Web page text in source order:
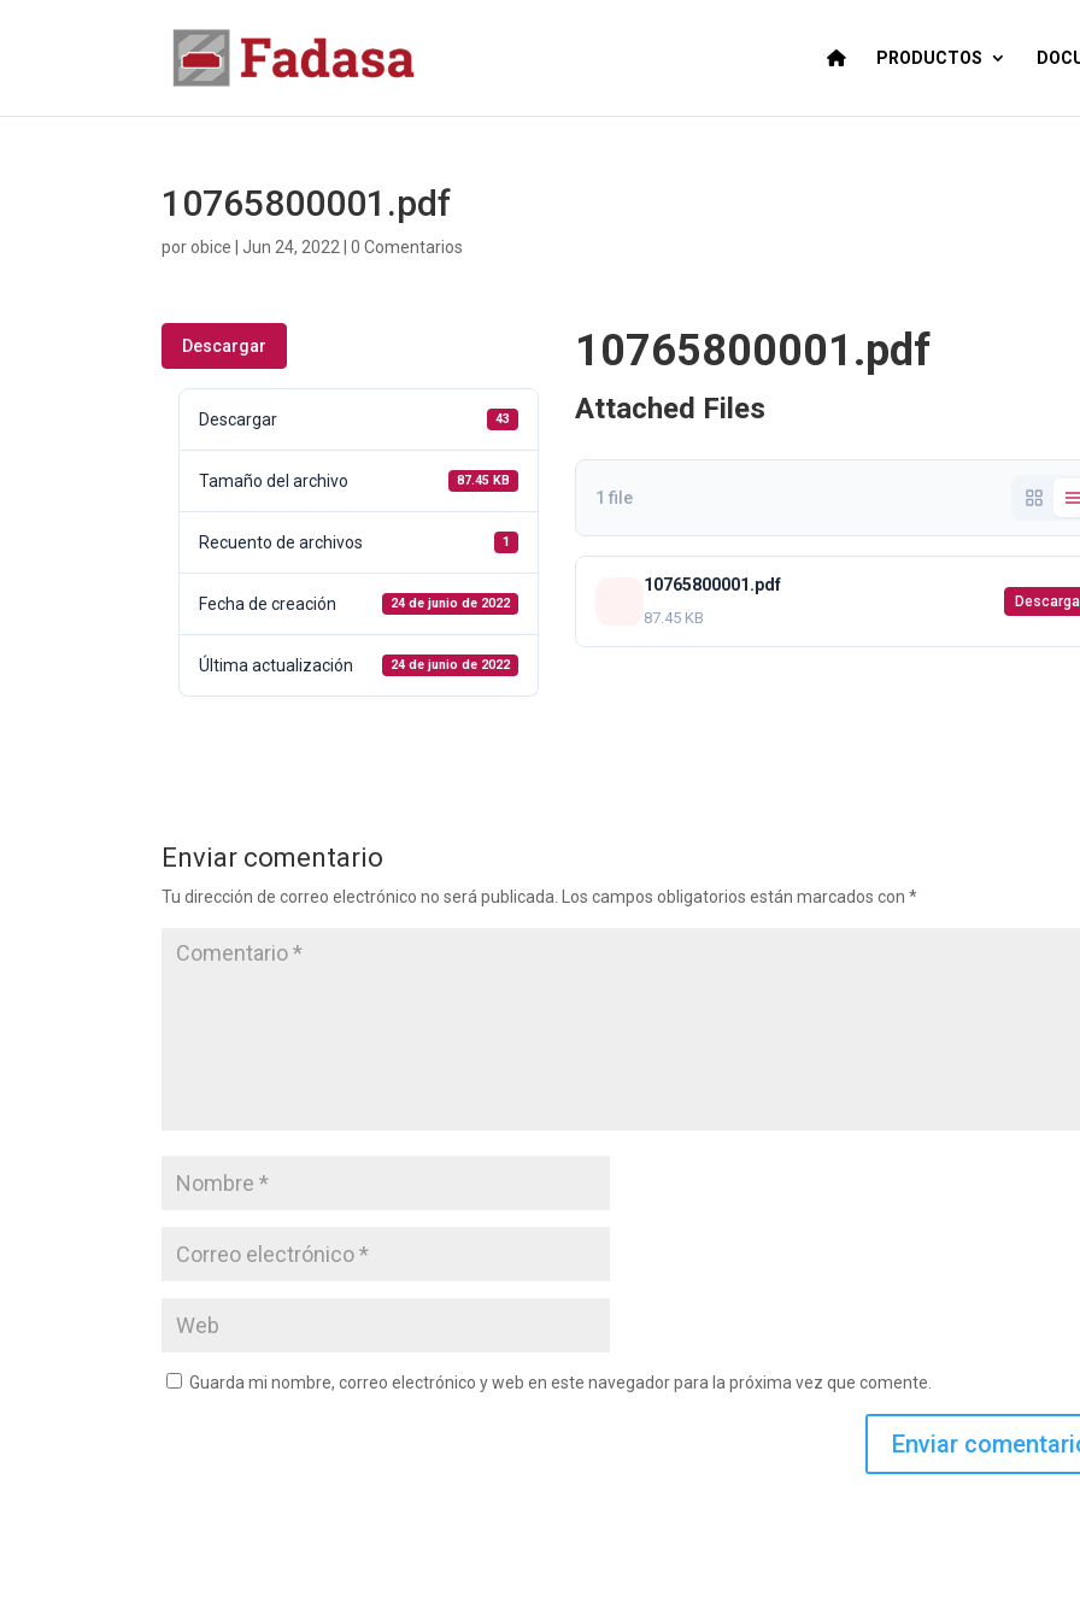
PRODUCTOS
10765800001.pdf
porobice |Jun 24, 2022 |0 Comentarios
Descargar
Descargar 43
Tamaño del archivo 87.45 KB
Recuento de archivos 1
Fecha de creación 24 de junio de 2022
Última actualización 24 de junio de 2022
10765800001.pdf
Attached Files
1 file
10765800001.pdf
87.45 KB
Enviar comentario
Tu dirección de correo electrónico no será publicada. Los campos obligatorios están marcados con*
Guarda mi nombre, correo electrónico y web en este navegador para la próxima vez que comente.